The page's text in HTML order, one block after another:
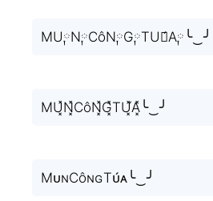
MU༙N༙CôN༙G༙TÚ༙A༙╰‿╯
MU͓̽N͓̽CôN͓̽G͓̽TU͓̽́A͓̽╰‿╯
MᴜɴCôɴɢTᴜ́ᴀ╰‿╯